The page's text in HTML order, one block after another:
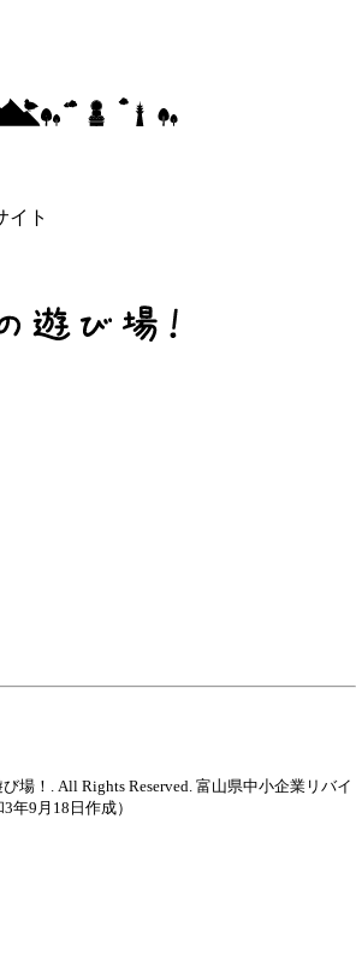
イト
場！. All Rights Reserved. 富山県中小企業リバイ
年9月18日作成）